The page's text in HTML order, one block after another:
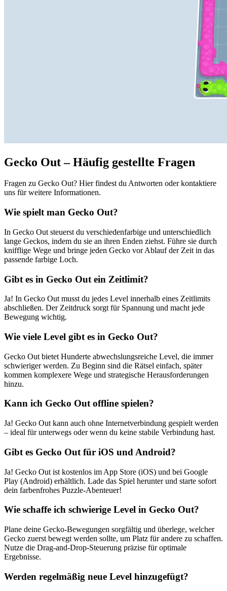
Gecko Out – Häufig gestellte Fragen
Fragen zu Gecko Out? Hier findest du Antworten oder kontaktiere
uns für weitere Informationen.
Wie spielt man Gecko Out?
In Gecko Out steuerst du verschiedenfarbige und unterschiedlich
lange Geckos, indem du sie an ihren Enden ziehst. Führe sie durch
knifflige Wege und bringe jeden Gecko vor Ablauf der Zeit in das
passende farbige Loch.
Gibt es in Gecko Out ein Zeitlimit?
Ja! In Gecko Out musst du jedes Level innerhalb eines Zeitlimits
abschließen. Der Zeitdruck sorgt für Spannung und macht jede
Bewegung wichtig.
Wie viele Level gibt es in Gecko Out?
Gecko Out bietet Hunderte abwechslungsreiche Level, die immer
schwieriger werden. Zu Beginn sind die Rätsel einfach, später
kommen komplexere Wege und strategische Herausforderungen
hinzu.
Kann ich Gecko Out offline spielen?
Ja! Gecko Out kann auch ohne Internetverbindung gespielt werden
– ideal für unterwegs oder wenn du keine stabile Verbindung hast.
Gibt es Gecko Out für iOS und Android?
Ja! Gecko Out ist kostenlos im App Store (iOS) und bei Google
Play (Android) erhältlich. Lade das Spiel herunter und starte sofort
dein farbenfrohes Puzzle-Abenteuer!
Wie schaffe ich schwierige Level in Gecko Out?
Plane deine Gecko-Bewegungen sorgfältig und überlege, welcher
Gecko zuerst bewegt werden sollte, um Platz für andere zu schaffen.
Nutze die Drag-and-Drop-Steuerung präzise für optimale
Ergebnisse.
Werden regelmäßig neue Level hinzugefügt?